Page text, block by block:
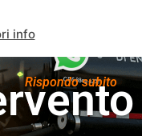
Rispondo subito
info